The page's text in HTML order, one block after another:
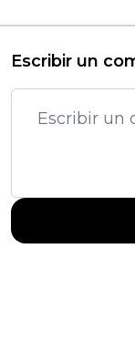
Escribir un